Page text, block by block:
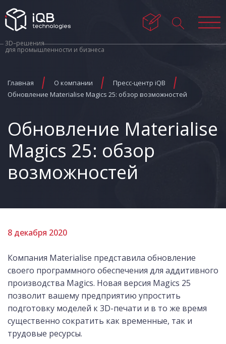
3D–решения
для промышленности и бизнеса
Главная О компании
Пресс-центр iQB
Обновление Materialise Magics 25: обзор возможностей
Обновление Materialise
Magics 25: обзор
возможностей
8 декабря 2020
Компания Materialise представила обновление
своего программного обеспечения для аддитивного
производства Magics. Новая версия Magics 25
позволит вашему предприятию упростить
подготовку моделей к 3D-печати и в то же время
существенно сократить как временные, так и
трудовые ресурсы.